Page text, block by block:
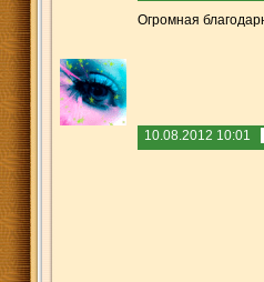
Огромная
10.08.2012 10:01